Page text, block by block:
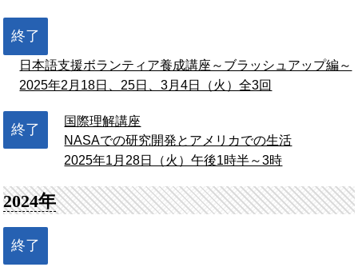
終了
日本語支援ボランティア養成講座～ブラッシュアップ編～
2025年2月18日、25日、3月4日（火）全3回
終了
国際理解講座
NASAでの研究開発とアメリカでの生活
2025年1月28日（火）午後1時半～3時
2024年
終了